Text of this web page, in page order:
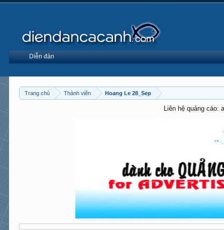
Trang chủ Thành viên Hoang Le 28_Sep
Liên hệ quảng cáo:
Diễn đàn